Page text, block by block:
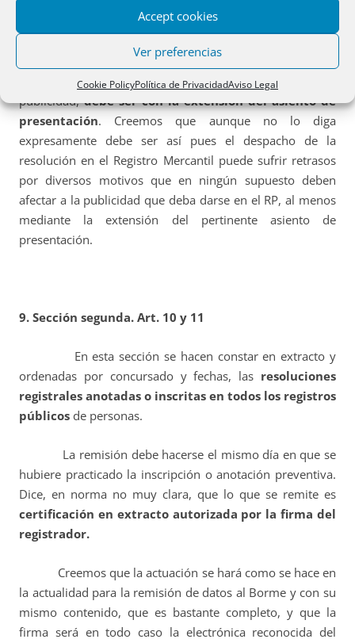
Accept cookies
Ver preferencias
Cookie PolicyPolítica de PrivacidadAviso Legal
Se debería haber aprovechado para especificar, en
evitación de dudas, que la remisión, para evitar huecos de
publicidad,debe ser con la extensión del asiento de
presentación. Creemos que aunque no lo diga
expresamente debe ser así pues el despacho de la
resolución en el Registro Mercantil puede sufrir retrasos
por diversos motivos que en ningún supuesto deben
afectar a la publicidad que deba darse en el RP, al menos
mediante la extensión del pertinente asiento de
presentación.
9. Sección segunda. Art. 10 y 11
En esta sección se hacen constar en extracto y
ordenadas por concursado y fechas, las resoluciones
registrales anotadas o inscritas en todos los registros
públicos de personas.
La remisión debe hacerse el mismo día en que se
hubiere practicado la inscripción o anotación preventiva.
Dice, en norma no muy clara, que lo que se remite es
certificación en extracto autorizada por la firma del
registrador.
Creemos que la actuación se hará como se hace en
la actualidad para la remisión de datos al Borme y con su
mismo contenido, que es bastante completo, y que la
firma será en todo caso la electrónica reconocida del